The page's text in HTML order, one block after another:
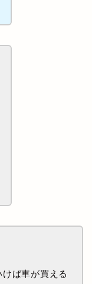
ば車が買える